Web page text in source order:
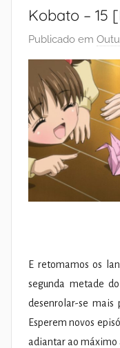
romances
Kobato – 15
Publicado em
E retomamos os
segunda metade
desenrolar-se mais
Esperem novos
adiantar ao máximo